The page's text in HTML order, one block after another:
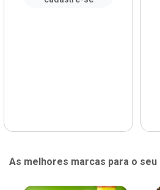
As melhores marcas para o seu